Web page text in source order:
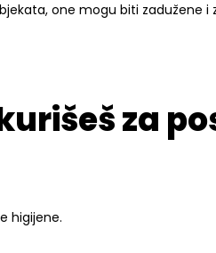
one mogu biti zadužene i
za
higijene.